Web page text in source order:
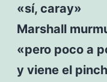
«sí, caray»
Marshall
«pero poco a
y viene el